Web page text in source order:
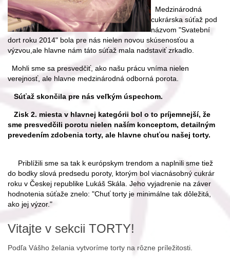
Medzinárodná
cukrárska súťaž pod
názvom "Svatební
dort roku 2014" bola pre nás nielen novou skúsenosťou a
výzvou,ale hlavne nám táto súťaž mala nadstaviť zrkadlo.
Mohli sme sa presvedčiť, ako našu prácu vníma nielen
verejnosť, ale hlavne medzinárodná odborná porota.
Súťaž skončila pre nás veľkým úspechom.
Zisk 2. miesta v hlavnej kategórii bol o to príjemnejší, že
sme presvedčili porotu nielen naším konceptom, detailným
prevedením zdobenia torty, ale hlavne chuťou našej torty.
Priblížili sme sa tak k európskym trendom a naplnili sme tiež
do bodky slová predsedu poroty, ktorým bol viacnásobný cukrár
roku v Českej republike Lukáš Skála. Jeho vyjadrenie na záver
hodnotenia súťaže znelo: "Chuť torty je minimálne tak dôležitá,
ako jej výzor."
Vitajte v sekcii TORTY!
Podľa Vášho želania vytvoríme torty na rôzne príležitosti.